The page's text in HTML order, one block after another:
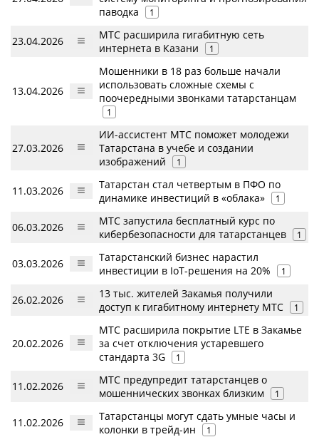
паводка
1
23.04.2026
МТС расширила гигабитную сеть
интернета в Казани
1
13.04.2026
Мошенники в 18 раз больше начали
использовать сложные схемы с
поочередными звонками татарстанцам
1
27.03.2026
ИИ-ассистент МТС поможет молодежи
Татарстана в учебе и создании
изображений
1
11.03.2026
Татарстан стал четвертым в ПФО по
динамике инвестиций в «облака»
1
06.03.2026
МТС запустила бесплатный курс по
кибербезопасности для татарстанцев
1
03.03.2026
Татарстанский бизнес нарастил
инвестиции в IoT-решения на 20%
1
26.02.2026
13 тыс. жителей Закамья получили
доступ к гигабитному интернету МТС
1
20.02.2026
МТС расширила покрытие LTE в Закамье
за счет отключения устаревшего
стандарта 3G
1
11.02.2026
МТС предупредит татарстанцев о
мошеннических звонках близким
1
11.02.2026
Татарстанцы могут сдать умные часы и
колонки в трейд-ин
1